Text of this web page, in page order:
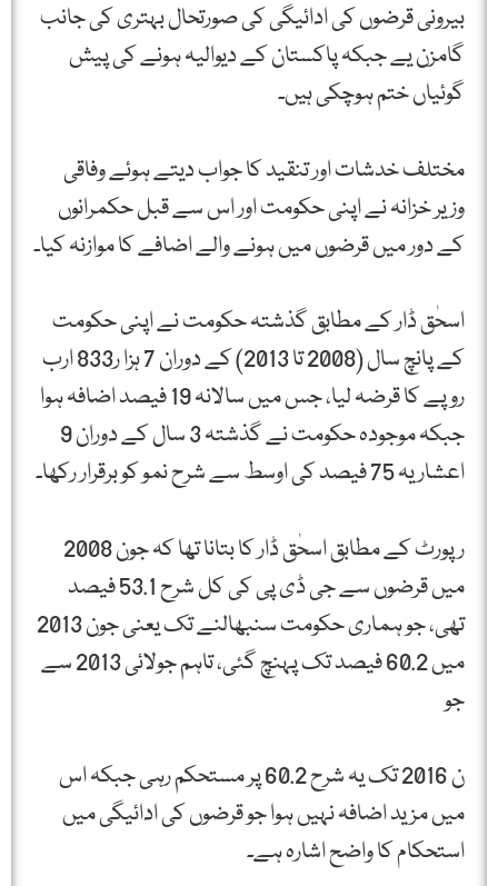
بیرونی قرضوں کی ادائیگی کی صورتحال بہتری کی جانب
گامزن یے جبکہ پاکستان کے دیوالیہ ہونے کی پیش
گوئیاں ختم ہوچکی ہیں۔
مختلف خدشات اور تنقید کا جواب دیتے ہوئے وفاقی
وزیر خزانہ نے اپنی حکومت اور اس سے قبل حکمرانوں
کے دور میں قرضوں میں ہونے والے اضافے کا موازنہ کیا۔
اسحٰق ڈار کے مطابق گذشتہ حکومت نے اپنی حکومت
کے پانچ سال (2008 تا 2013) کے دوران 7 ہزا ر833 ارب
روپے کا قرضہ لیا، جس میں سالانہ 19 فیصد اضافہ ہوا
جبکہ موجودہ حکومت نے گذشتہ 3 سال کے دوران 9
اعشاریہ 75 فیصد کی اوسط سے شرح نمو کو برقرار رکھا۔
رپورٹ کے مطابق اسحٰق ڈار کا بتانا تھا کہ جون 2008
میں قرضوں سے جی ڈی پی کی کل شرح 53.1 فیصد
تھی، جو ہماری حکومت سنبھالنے تک یعنی جون 2013
میں 60.2 فیصد تک پہنچ گئی، تاہم جولائی 2013 سے
جو
ن 2016 تک یہ شرح 60.2 پر مستحکم رہی جبکہ اس
میں مزید اضافہ نہیں ہوا جو قرضوں کی ادائیگی میں
استحکام کا واضح اشارہ ہے۔